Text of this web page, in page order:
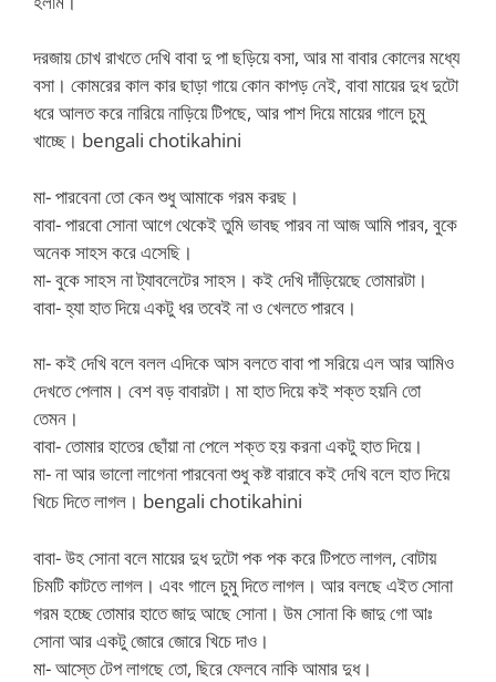
দরজায় চোখ রাখতে দেখি বাবা দু পা ছড়িয়ে বসা, আর মা বাবার কোলের মধ্যে
বসা। কোমরের কাল কার ছাড়া গায়ে কোন কাপড় নেই, বাবা মায়ের দুধ দুটো
ধরে আলত করে নারিয়ে নাড়িয়ে টিপছে, আর পাশ দিয়ে মায়ের গালে চুমু
খাচ্ছে। bengali chotikahini
মা- পারবেনা তো কেন শুধু আমাকে গরম করছ।
বাবা- পারবো সোনা আগে থেকেই তুমি ভাবছ পারব না আজ আমি পারব, বুকে
অনেক সাহস করে এসেছি।
মা- বুকে সাহস না ট্যাবলেটের সাহস। কই দেখি দাঁড়িয়েছে তোমারটা।
বাবা- হ্যা হাত দিয়ে একটু ধর তবেই না ও খেলতে পারবে।
মা- কই দেখি বলে বলল এদিকে আস বলতে বাবা পা সরিয়ে এল আর আমিও
দেখতে পেলাম। বেশ বড় বাবারটা। মা হাত দিয়ে কই শক্ত হয়নি তো
তেমন।
বাবা- তোমার হাতের ছোঁয়া না পেলে শক্ত হয় করনা একটু হাত দিয়ে।
মা- না আর ভালো লাগেনা পারবেনা শুধু কষ্ট বারাবে কই দেখি বলে হাত দিয়ে
খিচে দিতে লাগল। bengali chotikahini
বাবা- উহ সোনা বলে মায়ের দুধ দুটো পক পক করে টিপতে লাগল, বোটায়
চিমটি কাটতে লাগল। এবং গালে চুমু দিতে লাগল। আর বলছে এইত সোনা
গরম হচ্ছে তোমার হাতে জাদু আছে সোনা। উম সোনা কি জাদু গো আঃ
সোনা আর একটু জোরে জোরে খিচে দাও।
মা- আস্তে টেপ লাগছে তো, ছিরে ফেলবে নাকি আমার দুধ।